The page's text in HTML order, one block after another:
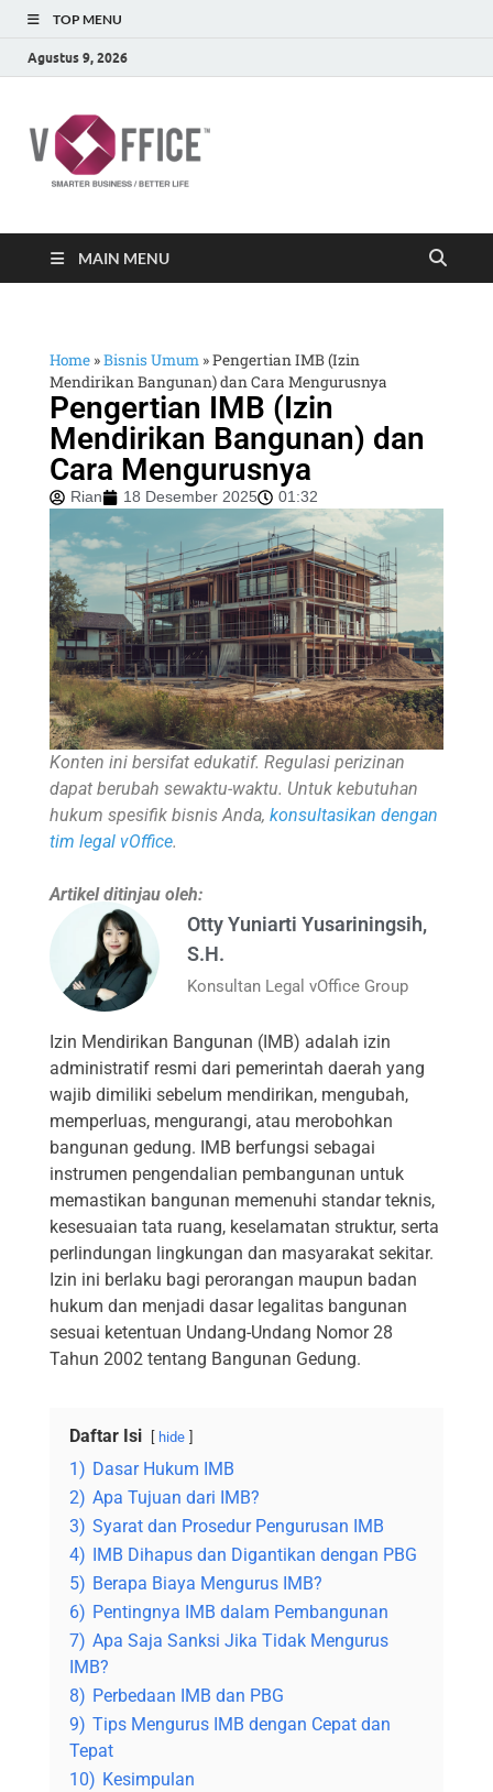
TOP MENU
Agustus 9, 2026
MAIN MENU
Home »Bisnis Umum »Pengertian IMB (Izin
Mendirikan Bangunan) dan Cara Mengurusnya
Pengertian IMB (Izin
Mendirikan Bangunan) dan
Cara Mengurusnya
Rian 18 Desember 2025 01:32
Konten ini bersifat edukatif. Regulasi perizinan
dapat berubah sewaktu-waktu. Untuk kebutuhan
hukum spesifik bisnis Anda, konsultasikan dengan
tim legal vOffice.
Artikel ditinjau oleh:
Otty Yuniarti Yusariningsih,
S.H.
Konsultan Legal vOffice Group
Izin Mendirikan Bangunan (IMB) adalah izin
administratif resmi dari pemerintah daerah yang
wajib dimiliki sebelum mendirikan, mengubah,
memperluas, mengurangi, atau merobohkan
bangunan gedung. IMB berfungsi sebagai
instrumen pengendalian pembangunan untuk
memastikan bangunan memenuhi standar teknis,
kesesuaian tata ruang, keselamatan struktur, serta
perlindungan lingkungan dan masyarakat sekitar.
Izin ini berlaku bagi perorangan maupun badan
hukum dan menjadi dasar legalitas bangunan
sesuai ketentuan Undang-Undang Nomor 28
Tahun 2002 tentang Bangunan Gedung.
Daftar Isi hide
1) Dasar Hukum IMB
2) Apa Tujuan dari IMB?
3) Syarat dan Prosedur Pengurusan IMB
4) IMB Dihapus dan Digantikan dengan PBG
5) Berapa Biaya Mengurus IMB?
6) Pentingnya IMB dalam Pembangunan
7) Apa Saja Sanksi Jika Tidak Mengurus
IMB?
8) Perbedaan IMB dan PBG
9) Tips Mengurus IMB dengan Cepat dan
Tepat
10) Kesimpulan